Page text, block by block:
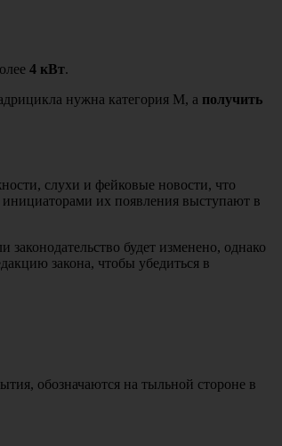
4 кВт.
нужна категория М, а получить
слухи и фейковые новости, что
их появления выступают в
будет изменено, однако
закона, чтобы убедиться в
обозначаются на тыльной стороне в